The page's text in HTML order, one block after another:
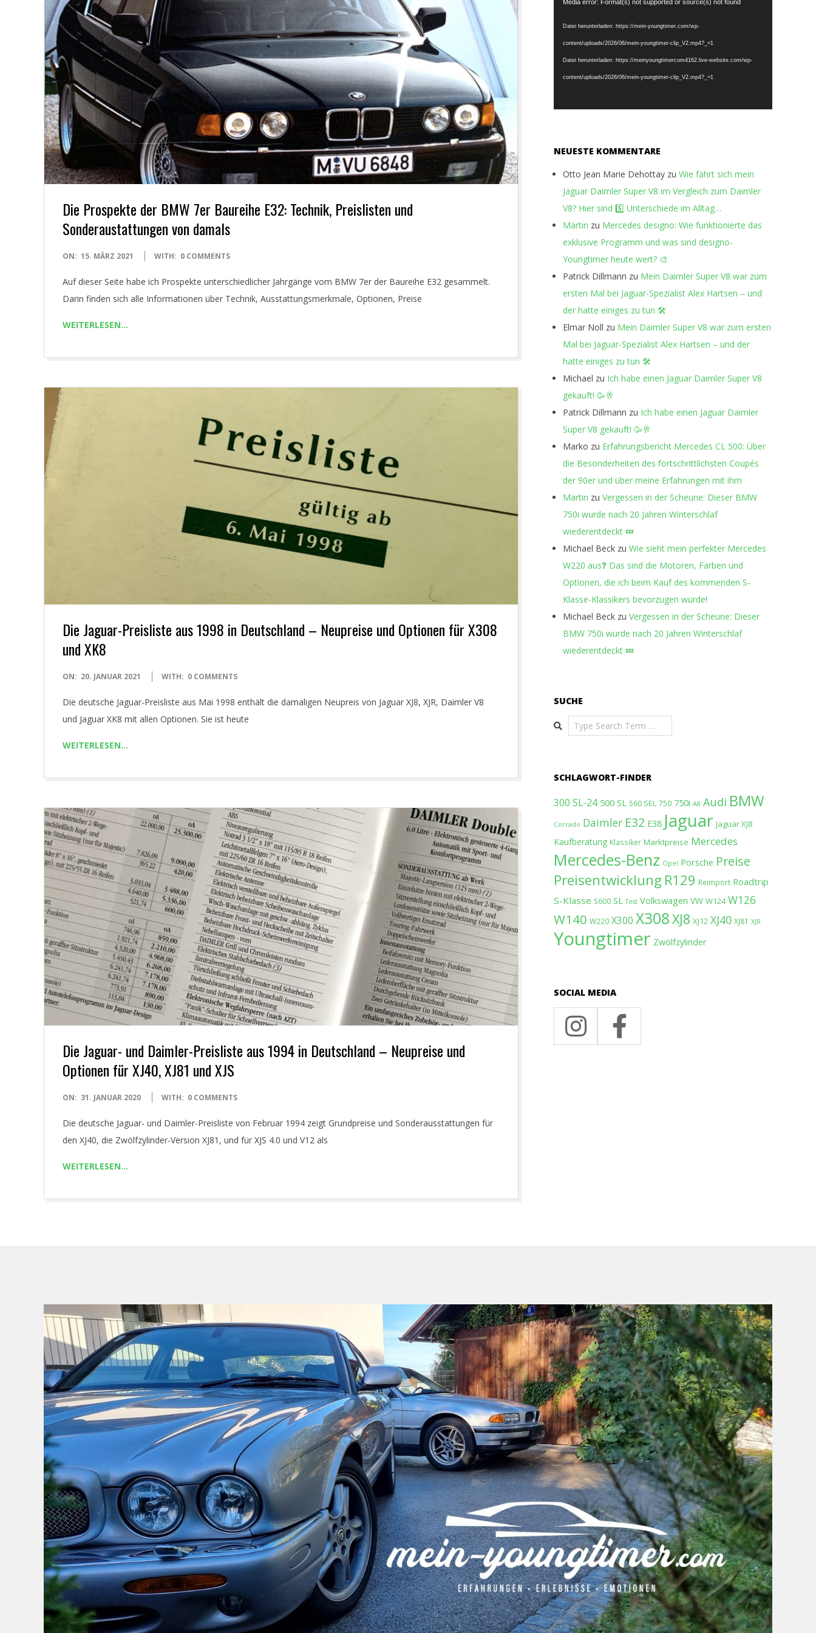
O
U
N
G
T
I
M
C
O
M
Die Prospekte der BMW 7er Baureihe E32: Technik, Preislisten und
Sonderaustattungen von damals
2021-
15
ON: 15. MÄRZ 2021 WITH: 0 COMMENTS
Auf dieser Seite habe ich Prospekte unterschiedlicher Jahrgänge vom BMW 7er der Baureihe E32 gesammelt.
Darin finden sich alle Informationen über Technik, Ausstattungsmerkmale, Optionen, Preise
WEITERLESEN…
Die Jaguar-Preisliste aus 1998 in Deutschland – Neupreise und Optionen für X308
und XK8
2021-
20
ON: 20. JANUAR 2021 WITH: 0 COMMENTS
Die deutsche Jaguar-Preisliste aus Mai 1998 enthält die damaligen Neupreis von Jaguar XJ8, XJR, Daimler V8
und Jaguar XK8 mit allen Optionen. Sie ist heute
WEITERLESEN…
Die Jaguar- und Daimler-Preisliste aus 1994 in Deutschland – Neupreise und
Optionen für XJ40, XJ81 und XJS
2020-
31
ON: 31. JANUAR 2020 WITH: 0 COMMENTS
Die deutsche Jaguar- und Daimler-Preisliste von Februar 1994 zeigt Grundpreise und Sonderausstattungen für
den XJ40, die Zwölfzylinder-Version XJ81, und für XJS 4.0 und V12 als
WEITERLESEN…
Media error: Format(s) not supported or source(s) not found
Datei herunterladen: https://mein-youngtimer.com/wp-
content/uploads/2026/06/mein-youngtimer-clip_V2.mp4?_=1
Datei herunterladen: https://meinyoungtimercom4162.live-website.com/wp-
content/uploads/2026/06/mein-youngtimer-clip_V2.mp4?_=1
NEUESTE KOMMENTARE
Otto Jean Marie Dehottay zu Wie fährt sich mein
Jaguar Daimler Super V8 im Vergleich zum Daimler
V8? Hier sind 5️⃣ Unterschiede im Alltag…
Martin zu Mercedes designo: Wie funktionierte das
exklusive Programm und was sind designo-
Youngtimer heute wert? 🎨
Patrick Dillmann zu Mein Daimler Super V8 war zum
ersten Mal bei Jaguar-Spezialist Alex Hartsen – und
der hatte einiges zu tun 🛠️
Elmar Noll zu Mein Daimler Super V8 war zum ersten
Mal bei Jaguar-Spezialist Alex Hartsen – und der
hatte einiges zu tun 🛠️
Michael zu Ich habe einen Jaguar Daimler Super V8
gekauft! 🥳🥂
Patrick Dillmann zu Ich habe einen Jaguar Daimler
Super V8 gekauft! 🥳🥂
Marko zu Erfahrungsbericht Mercedes CL 500: Über
die Besonderheiten des fortschrittlichsten Coupés
der 90er und über meine Erfahrungen mit ihm
Martin zu Vergessen in der Scheune: Dieser BMW
750i wurde nach 20 Jahren Winterschlaf
wiederentdeckt 💤
Michael Beck zu Wie sieht mein perfekter Mercedes
W220 aus❓ Das sind die Motoren, Farben und
Optionen, die ich beim Kauf des kommenden S-
Klasse-Klassikers bevorzugen würde!
Michael Beck zu Vergessen in der Scheune: Dieser
BMW 750i wurde nach 20 Jahren Winterschlaf
wiederentdeckt 💤
SUCHE
Search
SCHLAGWORT-FINDER
300 SL-24 500 SL 560 SEL 750 750i A8 Audi BMW
Corrado Daimler E32 E38 Jaguar Jaguar XJ8
Kaufberatung Klassiker Marktpreise Mercedes
Mercedes-Benz Opel Porsche Preise
Preisentwicklung R129 Reimport Roadtrip
S-Klasse S600 SL Test Volkswagen VW W124 W126
W140 W220 X300 X308XJ8 XJ12 XJ40 XJ81 XJR
Youngtimer Zwölfzylinder
SOCIAL MEDIA